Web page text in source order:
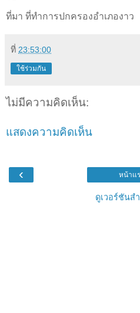
ที่มา ที่ทำการปกครองอำเภองาว
ที่ 23:53:00
ใช้ร่วมกัน
ไม่มีความคิดเห็น:
แสดงความคิดเห็น
‹ หน้าแ
ดูเวอร์ชันส